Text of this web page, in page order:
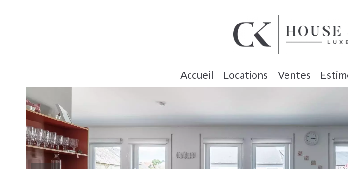
Accueil Locations Ventes